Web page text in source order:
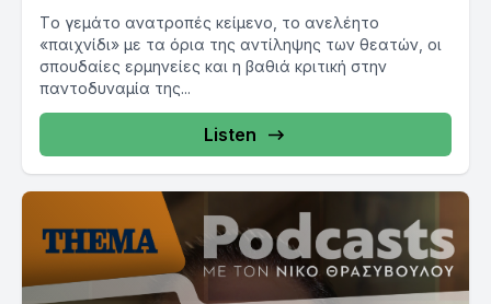
Tο γεμάτο ανατροπές κείμενο, το ανελέητο
«παιχνίδι» με τα όρια της αντίληψης των θεατών, οι
σπουδαίες ερμηνείες και η βαθιά κριτική στην
παντοδυναμία της...
Listen